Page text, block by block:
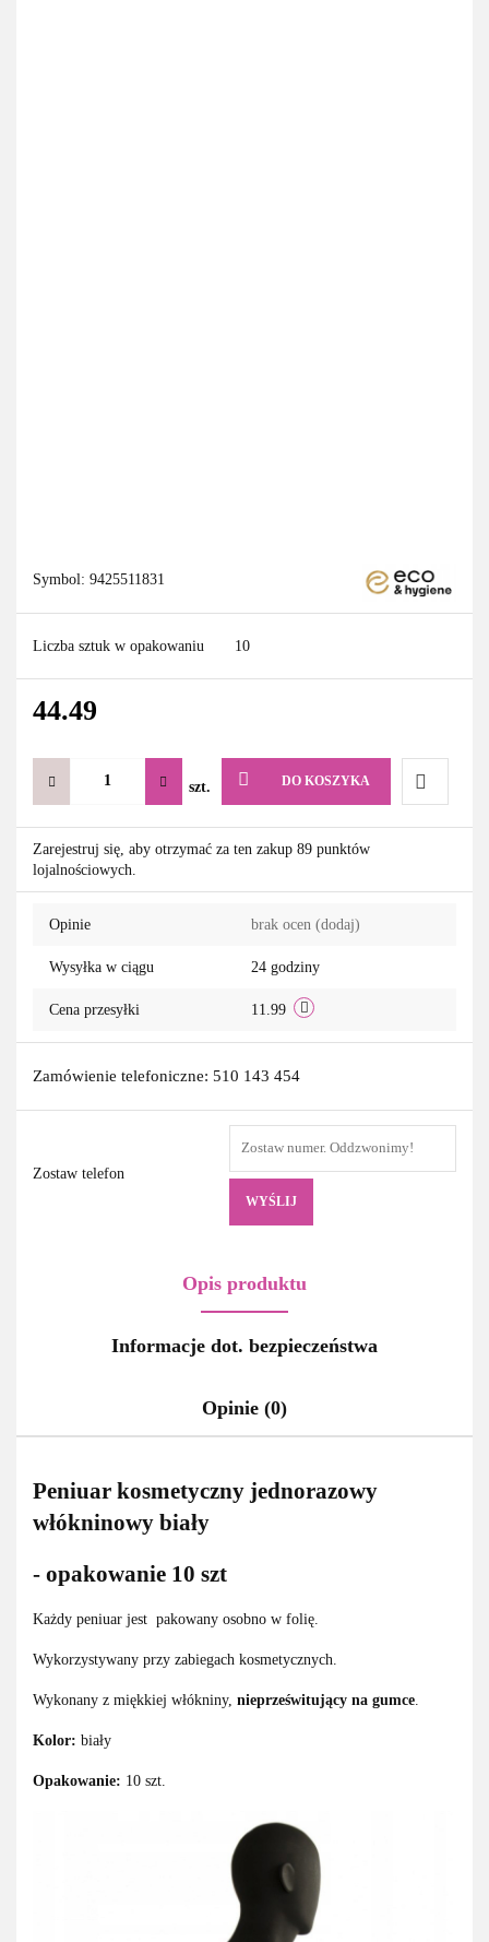
Symbol: 9425511831
Liczba sztuk w opakowaniu 10
44.49
szt. DO KOSZYKA
Do
Zarejestruj się, aby otrzymać za ten zakup 89 punktów
lojalnościowych.
Opinie brak ocen (dodaj)
Wysyłka w ciągu 24 godziny
Cena przesyłki 11.99
Zamówienie telefoniczne: 510 143 454
Zostaw telefon
WYŚLIJ
Opis produktu
Informacje dot. bezpieczeństwa
Opinie (0)
Peniuar kosmetyczny jednorazowy
włókninowy biały
- opakowanie 10 szt
Każdy peniuar jest pakowany osobno w folię.
Wykorzystywany przy zabiegach kosmetycznych.
Wykonany z miękkiej włókniny, nieprześwitujący na gumce.
Kolor: biały
Opakowanie: 10 szt.